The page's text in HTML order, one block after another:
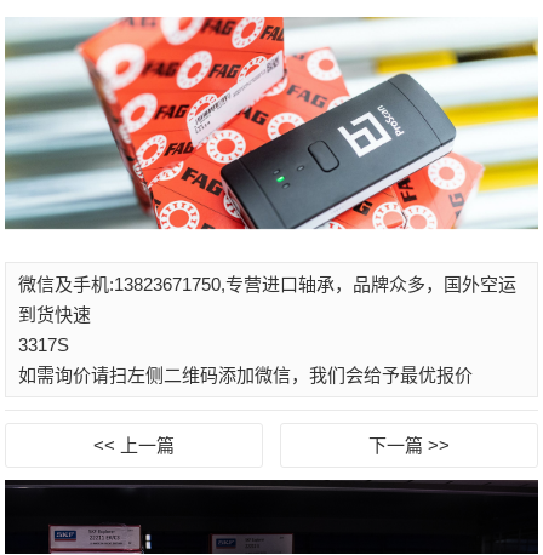
微信及手机:13823671750,专营进口轴承，品牌众多，国外空运
到货快速
3317S
如需询价请扫左侧二维码添加微信，我们会给予最优报价
<< 上一篇 下一篇 >>